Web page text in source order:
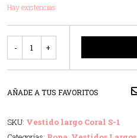
Hay existencias
AÑADE A TUS FAVORITOS
SKU: Vestido largo Coral S-1